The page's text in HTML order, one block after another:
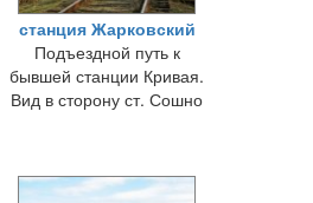
станция Жарковский
Подъездной путь к
бывшей станции Кривая.
Вид в сторону ст. Сошно